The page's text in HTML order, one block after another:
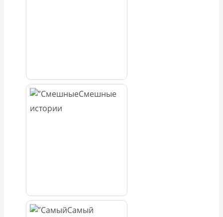
Смешные
истории
Самый